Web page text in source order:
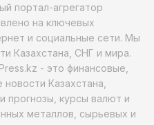
портал-агрегатор
на ключевых
и социальные сети. Мы
Казахстана, СНГ и мира.
- это финансовые,
Казахстана,
прогнозы, курсы валют и
металлов, сырьевых и